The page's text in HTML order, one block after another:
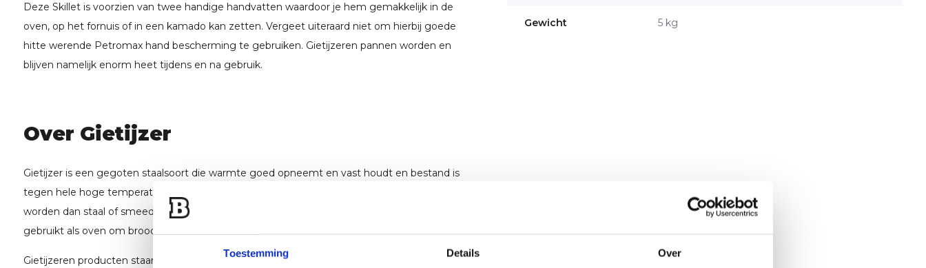
Toestemming Details Over
Deze Skillet is voorzien van twee handige handvatten waardoor je hem gemakkelijk in de
oven, op het fornuis of in een kamado kan zetten. Vergeet uiteraard niet om hierbij goede
hitte werende Petromax hand bescherming te gebruiken. Gietijzeren pannen worden en
blijven namelijk enorm heet tijdens en na gebruik.
Over Gietijzer
Gietijzer is een gegoten staalsoort die warmte goed opneemt en vast houdt en bestand is
tegen hele hoge temperaturen. Hierdoor kan gietijzer voor veel meer doeleinden gebruikt
worden dan staal of smeedijzer. Een afgesloten gietijzeren pan kan bijvoorbeeld worden
gebruikt als oven om brood te bakken, maar is ook perfect geschikt als stoofpan.
Gietijzeren producten staan al jaren bekend als duurzame producten omdat ze 100%
Gewicht 5 kg